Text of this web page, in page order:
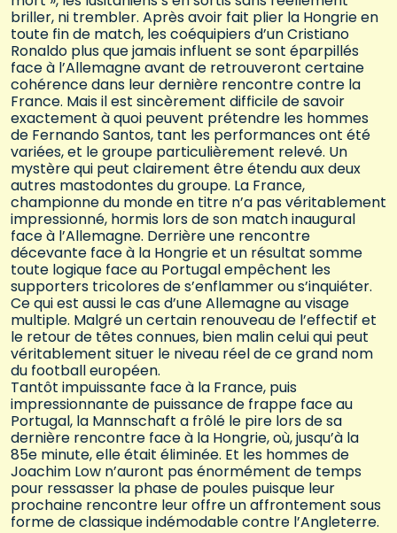
briller, ni trembler. Après avoir fait plier la Hongrie en
toute fin de match, les coéquipiers d’un Cristiano
Ronaldo plus que jamais influent se sont éparpillés
face à l’Allemagne avant de retrouveront certaine
cohérence dans leur dernière rencontre contre la
France. Mais il est sincèrement difficile de savoir
exactement à quoi peuvent prétendre les hommes
de Fernando Santos, tant les performances ont été
variées, et le groupe particulièrement relevé. Un
mystère qui peut clairement être étendu aux deux
autres mastodontes du groupe. La France,
championne du monde en titre n’a pas véritablement
impressionné, hormis lors de son match inaugural
face à l’Allemagne. Derrière une rencontre
décevante face à la Hongrie et un résultat somme
toute logique face au Portugal empêchent les
supporters tricolores de s’enflammer ou s’inquiéter.
Ce qui est aussi le cas d’une Allemagne au visage
multiple. Malgré un certain renouveau de l’effectif et
le retour de têtes connues, bien malin celui qui peut
véritablement situer le niveau réel de ce grand nom
du football européen.
Tantôt impuissante face à la France, puis
impressionnante de puissance de frappe face au
Portugal, la Mannschaft a frôlé le pire lors de sa
dernière rencontre face à la Hongrie, où, jusqu’à la
85e minute, elle était éliminée. Et les hommes de
Joachim Low n’auront pas énormément de temps
pour ressasser la phase de poules puisque leur
prochaine rencontre leur offre un affrontement sous
forme de classique indémodable contre l’Angleterre.